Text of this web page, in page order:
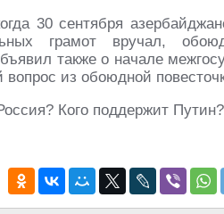
30 сентября
грамот вручал,
также о начале
вопрос из обоюдной
Кого поддержит